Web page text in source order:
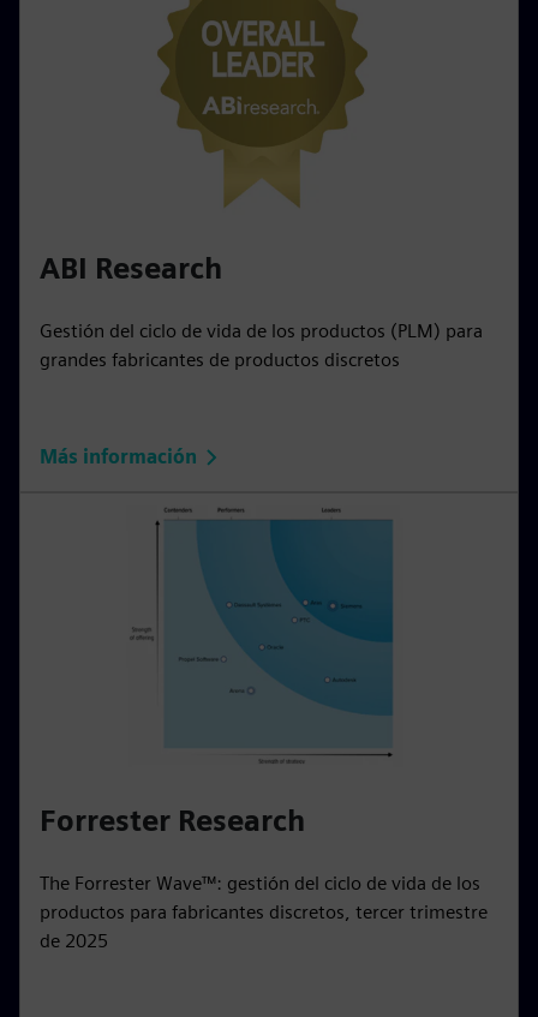
ABI Research
Gestión del ciclo de vida de los productos (PLM) para
grandes fabricantes de productos discretos
Más información
Forrester Research
The Forrester Wave™: gestión del ciclo de vida de los
productos para fabricantes discretos, tercer trimestre
de 2025